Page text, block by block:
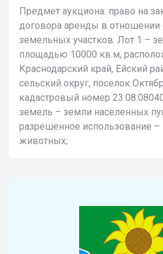
Предмет аукциона: право на
договора аренды в
земельных участков: Лот 1 –
площадью 10000 кв.м,
Краснодарский край, Ейский
сельский округ, поселок
кадастровый номер
земель – земли населенных
разрешенное использование
животных;